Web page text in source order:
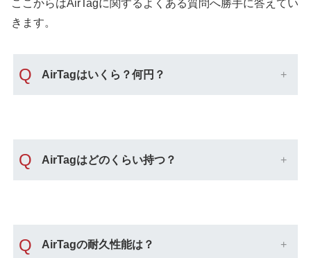
ここからはAirTagに関するよくある質問へ勝手に答えてい
きます。
Q AirTagはいくら？何円？
Q AirTagはどのくらい持つ？
Q AirTagの耐久性能は？